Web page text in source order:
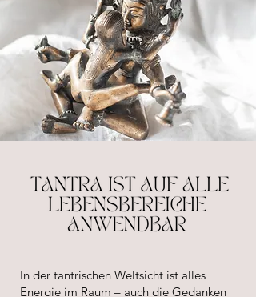
In der tantrischen Weltsicht ist alles
Energie im Raum – auch die Gedanken